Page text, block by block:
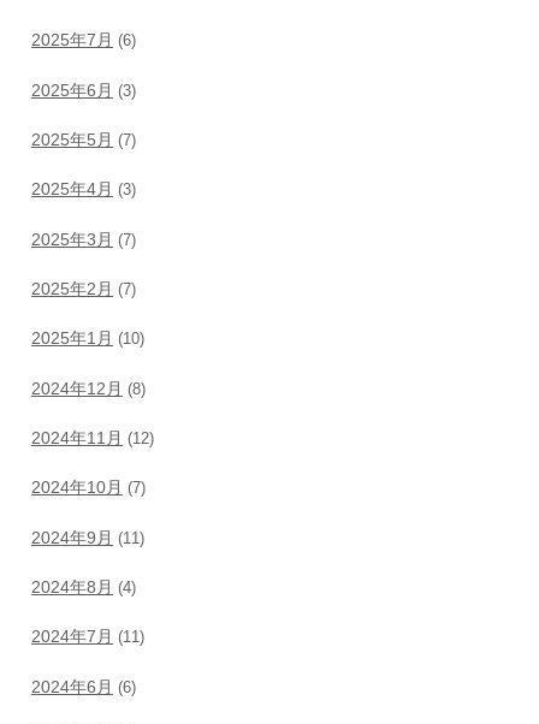
2025年7月 (6)
2025年6月 (3)
2025年5月 (7)
2025年4月 (3)
2025年3月 (7)
2025年2月 (7)
2025年1月 (10)
2024年12月 (8)
2024年11月 (12)
2024年10月 (7)
2024年9月 (11)
2024年8月 (4)
2024年7月 (11)
2024年6月 (6)